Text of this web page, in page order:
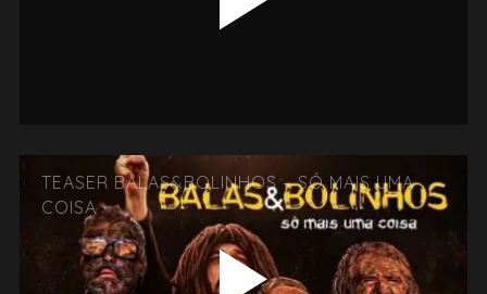
TEASER BALAS&BOLINHOS – SÓ MAIS UMA
COISA